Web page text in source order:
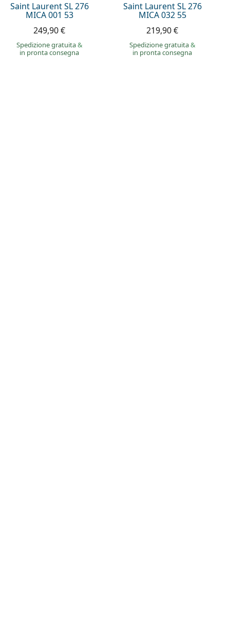
Saint Laurent SL 276
MICA 001 53
249,90 €
Spedizione gratuita&
in pronta consegna
Saint Laurent SL 276
MICA 032 55
219,90 €
Spedizione gratuita&
in pronta consegna